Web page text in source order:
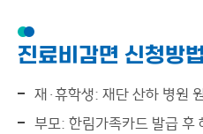
진료비감면 신청방법
재·휴학생: 재단 산하 병원
부모: 한림가족카드 발급 후